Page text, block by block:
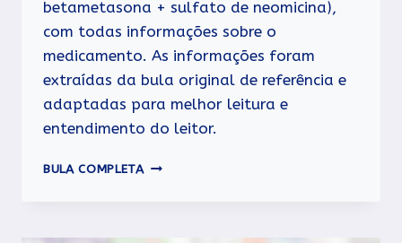
betametasona + sulfato de neomicina),
com todas informações sobre o
medicamento. As informações foram
extraídas da bula original de referência e
adaptadas para melhor leitura e
entendimento do leitor.
BULA COMPLETA TROK-